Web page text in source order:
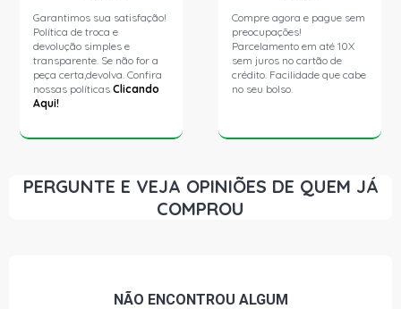
APOLLO VIP SEDAN 1.8 8V AP (1990 - 1992)
Garantimos sua satisfação!
Política de troca e
devolução simples e
transparente. Se não for a
peça certa,devolva. Confira
nossas políticasClicando
Aqui!
Compre agora e pague sem
preocupações!
Parcelamento em até 10X
sem juros no cartão de
crédito. Facilidade que cabe
no seu bolso.
PERGUNTE E VEJA OPINIÕES DE QUEM JÁ
COMPROU
NÃO ENCONTROU ALGUM